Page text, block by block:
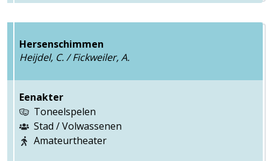
Hersenschimmen
Heijdel, C. / Fickweiler, A.
Eenakter
Toneelspelen
Stad / Volwassenen
Amateurtheater